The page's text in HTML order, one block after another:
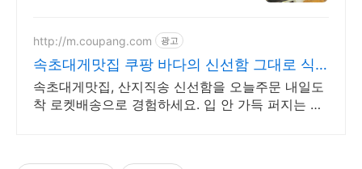
http://m.coupang.com 광고
속초대게맛집 쿠팡 바다의 신선함 그대로 식
탁에
속초대게맛집, 산지직송 신선함을 오늘주문 내일도
착 로켓배송으로 경험하세요. 입 안 가득 퍼지는 깊